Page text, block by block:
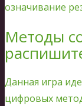
означивание
Методы
Данная игра
цифровых